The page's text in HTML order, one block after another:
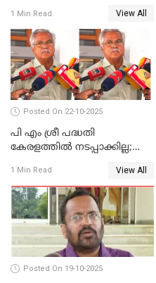
WATCH VIDEO
1 Min Read View All
Posted On 22-10-2025
പി എം ശ്രീ പദ്ധതി
കേരളത്തില്‍ നടപ്പാക്കില്ല;
VIDEO
1 Min Read View All
Posted On 19-10-2025